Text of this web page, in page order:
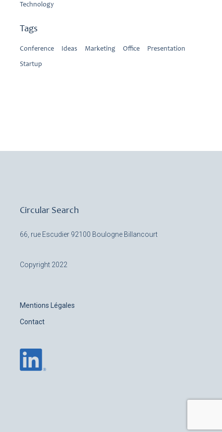
Technology
Tags
Conference Ideas Marketing Office Presentation
Startup
Circular Search
66, rue Escudier 92100 Boulogne Billancourt
Copyright 2022
Mentions Légales
Contact